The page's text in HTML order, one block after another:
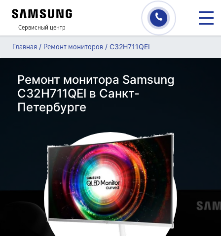
Сервисный центр
Главная / Ремонт мониторов / C32H711QEI
Ремонт монитора Samsung
C32H711QEI в Санкт-
Петербурге